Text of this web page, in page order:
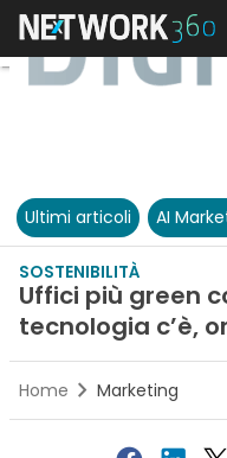
Ultimi articoli AI
SOSTENIBILITÀ
Uffici più green
tecnologia c’è,
Home Marketing